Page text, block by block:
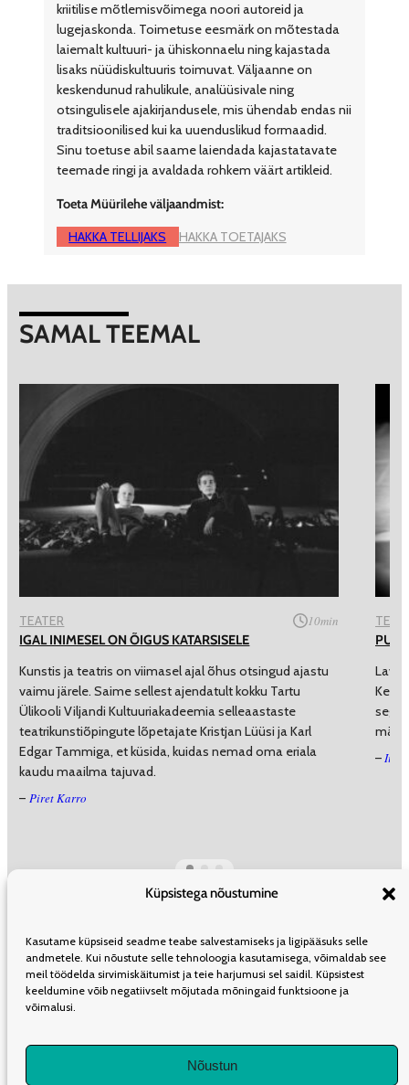
Küpsistega nõustumine
Kasutame küpsiseid seadme teabe salvestamiseks ja ligipääsuks selle
andmetele. Kui nõustute selle tehnoloogia kasutamisega, võimaldab see
meil töödelda sirvimiskäitumist ja teie harjumusi sel saidil. Küpsistest
keeldumine võib negatiivselt mõjutada mõningaid funktsioone ja
võimalusi.
Nõustun
kriitilise mõtlemisvõimega noori autoreid ja
lugejaskonda. Toimetuse eesmärk on mõtestada
laiemalt kultuuri- ja ühiskonnaelu ning kajastada
lisaks nüüdiskultuuris toimuvat. Väljaanne on
keskendunud rahulikule, analüüsivale ning
otsingulisele ajakirjandusele, mis ühendab endas nii
traditsioonilised kui ka uuenduslikud formaadid.
Sinu toetuse abil saame laiendada kajastatavate
teemade ringi ja avaldada rohkem väärt artikleid.
Toeta Müürilehe väljaandmist:
HAKKA TELLIJAKS HAKKA TOETAJAKS
SAMAL TEEMAL
TEATER 10min
IGAL INIMESEL ON ÕIGUS KATARSISELE
Kunstis ja teatris on viimasel ajal õhus otsingud ajastu
vaimu järele. Saime sellest ajendatult kokku Tartu
Ülikooli Viljandi Kultuuriakadeemia selleaastaste
teatrikunstiõpingute lõpetajate Kristjan Lüüsi ja Karl
Edgar Tammiga, et küsida, kuidas nemad oma eriala
kaudu maailma tajuvad.
– Piret Karro
– Iiris
ÜLDINFOTOIMETUSKAASAUTORLUSESTREKLAAMLEVI
TELLIMINEKASUTUSTINGIMUSED
LIITU UUDISKIRJAGA